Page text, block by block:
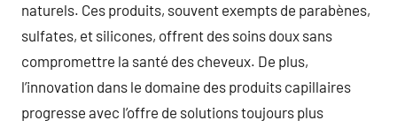
naturels. Ces produits, souvent exempts de parabènes,
sulfates, et silicones, offrent des soins doux sans
compromettre la santé des cheveux. De plus,
l’innovation dans le domaine des produits capillaires
progresse avec l’offre de solutions toujours plus